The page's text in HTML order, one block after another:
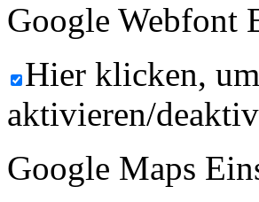
Google Webfont
Hier klicken,
aktivieren/
Google Maps